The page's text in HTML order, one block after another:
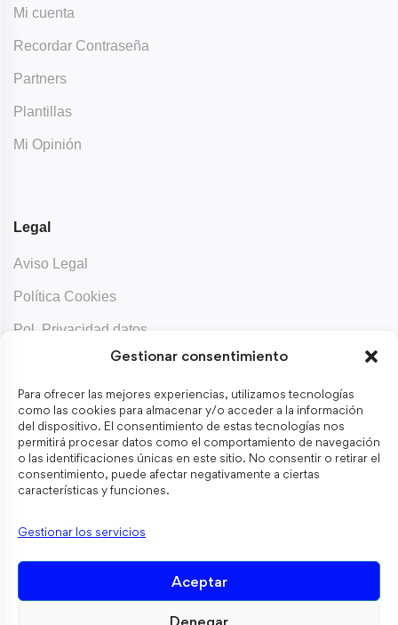
Gestionar consentimiento
Para ofrecer las mejores experiencias, utilizamos tecnologías
como las cookies para almacenar y/o acceder a la información
del dispositivo. El consentimiento de estas tecnologías nos
permitirá procesar datos como el comportamiento de navegación
o las identificaciones únicas en este sitio. No consentir o retirar el
consentimiento, puede afectar negativamente a ciertas
características y funciones.
Gestionar los servicios
Aceptar
Denegar
Mi cuenta
Recordar Contraseña
Partners
Plantillas
Mi Opinión
Legal
Aviso Legal
Política Cookies
Pol. Privacidad datos
Aboix.com
Mantente informado
He leído y acepto los términos y condiciones